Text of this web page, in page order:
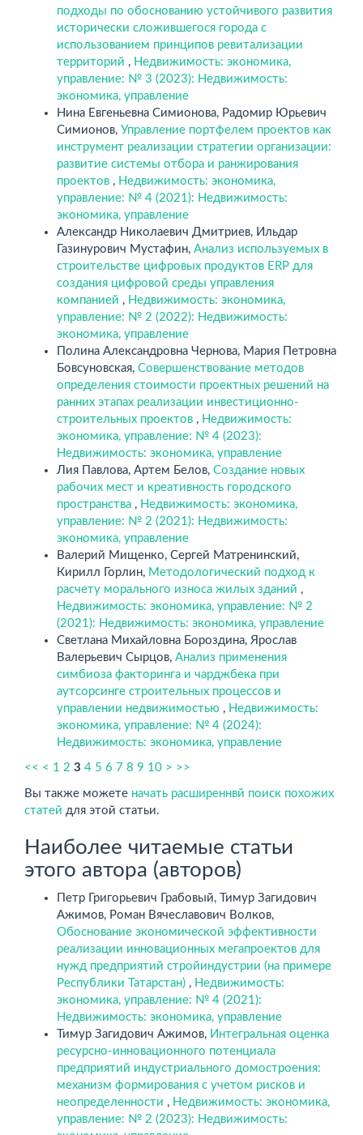
подходы по обоснованию устойчивого развития
исторически сложившегося города с
использованием принципов ревитализации
территорий , Недвижимость: экономика,
управление: № 3 (2023): Недвижимость:
экономика, управление
Нина Евгеньевна Симионова, Радомир Юрьевич
Симионов, Управление портфелем проектов как
инструмент реализации стратегии организации:
развитие системы отбора и ранжирования
проектов , Недвижимость: экономика,
управление: № 4 (2021): Недвижимость:
экономика, управление
Александр Николаевич Дмитриев, Ильдар
Газинурович Мустафин, Анализ используемых в
строительстве цифровых продуктов ERP для
создания цифровой среды управления
компанией , Недвижимость: экономика,
управление: № 2 (2022): Недвижимость:
экономика, управление
Полина Александровна Чернова, Мария Петровна
Бовсуновская, Совершенствование методов
определения стоимости проектных решений на
ранних этапах реализации инвестиционно-
строительных проектов , Недвижимость:
экономика, управление: № 4 (2023):
Недвижимость: экономика, управление
Лия Павлова, Артем Белов, Создание новых
рабочих мест и креативность городского
пространства , Недвижимость: экономика,
управление: № 2 (2021): Недвижимость:
экономика, управление
Валерий Мищенко, Сергей Матренинский,
Кирилл Горлин, Методологический подход к
расчету морального износа жилых зданий ,
Недвижимость: экономика, управление: № 2
(2021): Недвижимость: экономика, управление
Светлана Михайловна Бороздина, Ярослав
Валерьевич Сырцов, Анализ применения
симбиоза факторинга и чарджбека при
аутсорсинге строительных процессов и
управлении недвижимостью , Недвижимость:
экономика, управление: № 4 (2024):
Недвижимость: экономика, управление
<< < 1 2 3 4 5 6 7 8 9 10 > >>
Вы также можете начать расширеннвй поиск похожих
статей для этой статьи.
Наиболее читаемые статьи
этого автора (авторов)
Петр Григорьевич Грабовый, Тимур Загидович
Ажимов, Роман Вячеславович Волков,
Обоснование экономической эффективности
реализации инновационных мегапроектов для
нужд предприятий стройиндустрии (на примере
Республики Татарстан) , Недвижимость:
экономика, управление: № 4 (2021):
Недвижимость: экономика, управление
Тимур Загидович Ажимов, Интегральная оценка
ресурсно-инновационного потенциала
предприятий индустриального домостроения:
механизм формирования с учетом рисков и
неопределенности , Недвижимость: экономика,
управление: № 2 (2023): Недвижимость: